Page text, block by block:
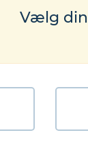
Vælg din